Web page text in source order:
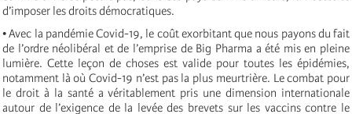
d’imposer les droits démocratiques.
• Avec la pandémie Covid-19, le coût exorbitant que nous payons du fait
de l’ordre néolibéral et de l’emprise de Big Pharma a été mis en pleine
lumière. Cette leçon de choses est valide pour toutes les épidémies,
notamment là où Covid-19 n’est pas la plus meurtrière. Le combat pour
le droit à la santé a véritablement pris une dimension internationale
autour de l’exigence de la levée des brevets sur les vaccins contre le